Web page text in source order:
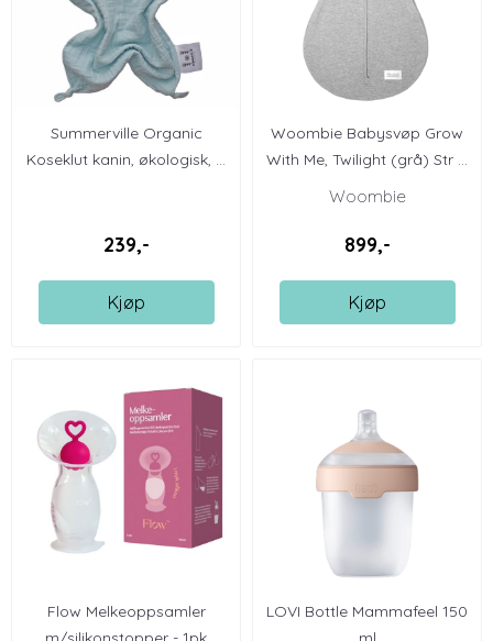
Summerville Organic
Koseklut kanin, økologisk, ...
239,-
Kjøp
Woombie Babysvøp Grow
With Me, Twilight (grå) Str ...
Woombie
899,-
Kjøp
Flow Melkeoppsamler
LOVI Bottle Mammafeel 150